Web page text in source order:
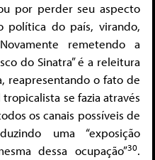
por perder seu aspecto
política do país, virando,
remetendo a
do Sinatra” é a releitura
reapresentando o fato de
se fazia através
os canais possíveis de
uma “exposição
dessa ocupação”30.